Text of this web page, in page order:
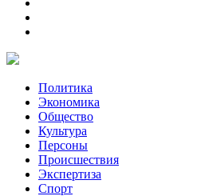
Политика
Экономика
Общество
Культура
Персоны
Происшествия
Экспертиза
Спорт